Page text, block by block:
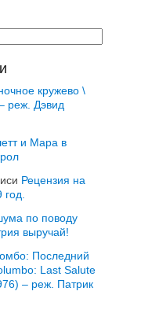
кружево \
реж. Дэвид
и Мара в
Рецензия на
по поводу
выручай!
Последний
Last Salute
– реж. Патрик